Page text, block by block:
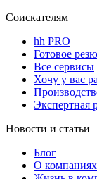
Соискателям
hh PRO
Готовое
Все сервисы
Хочу у вас
Экспертная
Новости и статьи
Блог
О